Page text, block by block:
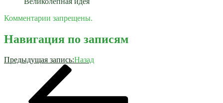
Комментарии запрещены.
Навигация по записям
Предыдущая запись:Назад